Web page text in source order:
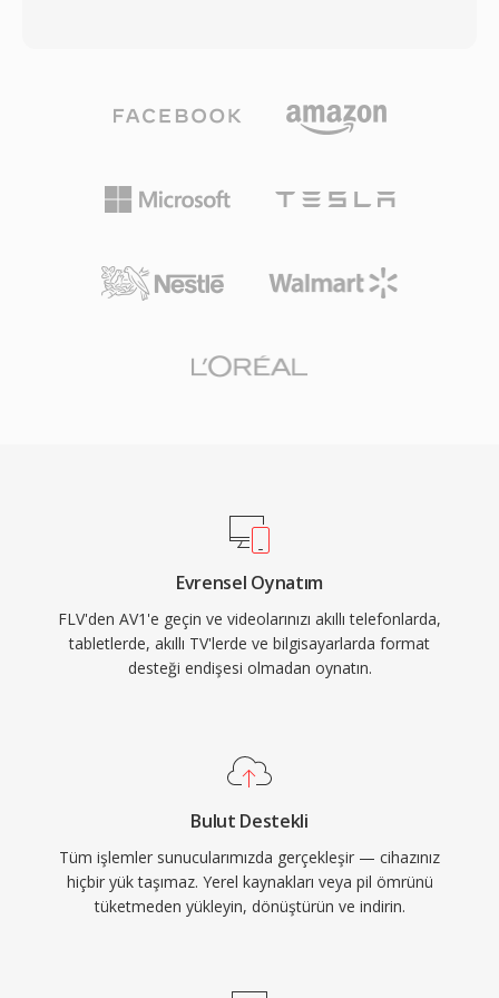
gömülü meta verileri destekleyerek bölüm
gezintisi ve zamanlanmış olaylar gibi etkileşimli
güvenilmez bir niş deneyimden ana akım bir
eğitim ve iletişimi kökten yeniden
şekillendirmiştir. HTML5 video ve modern
almış olsa da, FLV dosyaları sayısız arşivde ve
görsel kalitede HEVC&#039;ye kıyasla yaklaşık
deneyiminden ödün vermeden bant genişliği
maliyetlerini düşürmek isteyen akış platformları
sentezi, paralel işleme için esnek döşeme
özellik yelpazesini destekler. Mobil işlemciler,
gidermiştir. AV1, büyük akış hizmetleri
tarafından 4K ve HDR içerik dağıtımı için geniş
çapta benimsenmiştir ve web tabanlı oynatma
için WebM kapsayıcısının video bileşeni olarak
hizmet vermektedir. Telifsiz yapısı, AV1&#039;ı
açık web standartları ve erişilebilir medya
Evrensel Oynatım
FLV'den AV1'e geçin ve videolarınızı akıllı telefonlarda,
tabletlerde, akıllı TV'lerde ve bilgisayarlarda format
desteği endişesi olmadan oynatın.
Bulut Destekli
Tüm işlemler sunucularımızda gerçekleşir — cihazınız
hiçbir yük taşımaz. Yerel kaynakları veya pil ömrünü
tüketmeden yükleyin, dönüştürün ve indirin.